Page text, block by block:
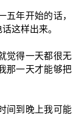
年开始的话，
这样出来。
觉得一天都很无
那一天才能够把
间到晚上我可能